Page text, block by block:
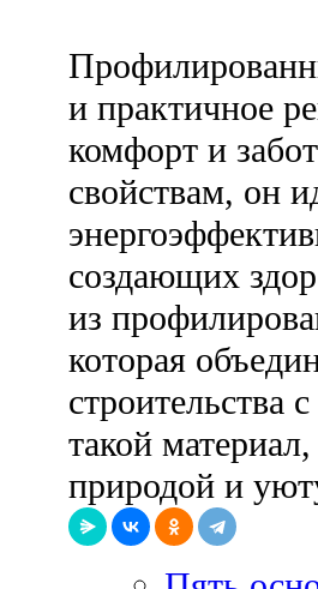
и практичное
комфорт и
свойствам, он
создающих
из
которая
строительства
такой
природой и